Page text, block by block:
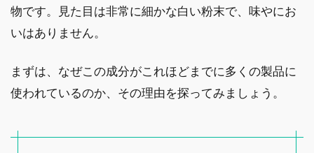
物です。見た目は非常に細かな白い粉末で、味やにお
いはありません。
まずは、なぜこの成分がこれほどまでに多くの製品に
使われているのか、その理由を探ってみましょう。